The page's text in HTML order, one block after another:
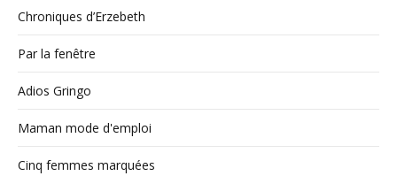
Chroniques d’Erzebeth
Par la fenêtre
Adios Gringo
Maman mode d'emploi
Cinq femmes marquées